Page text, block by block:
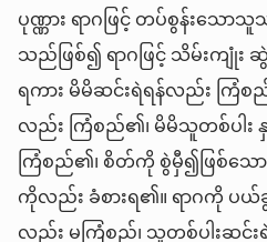
ပုဏ္ဏား ရာဂဖြင့် တပ်စွန်းသေ
သည်ဖြစ်၍ ရာဂဖြင့် သိမ်းကျုံ
ရကား မိမိဆင်းရဲရန်လည်း ကြံ
လည်း ကြံစည်၏၊ မိမိသူတစ်ပါး
ကြံစည်၏၊ စိတ်ကို စွဲမှီ၍ဖြစ်သော
ကိုလည်း ခံစားရ၏။ ရာဂကို ပ